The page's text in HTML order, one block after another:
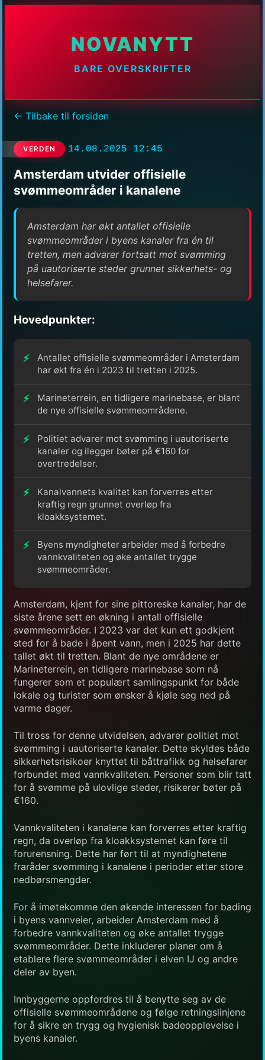
NOVANYTT
BARE OVERSKRIFTER
← Tilbake til forsiden
VERDEN 14.08.2025 12:45
Amsterdam utvider offisielle
svømmeområder i kanalene
Amsterdam har økt antallet offisielle
svømmeområder i byens kanaler fra én til
tretten, men advarer fortsatt mot svømming
på uautoriserte steder grunnet sikkerhets- og
helsefarer.
Hovedpunkter:
Antallet offisielle svømmeområder i Amsterdam
har økt fra én i 2023 til tretten i 2025.
Marineterrein, en tidligere marinebase, er blant
de nye offisielle svømmeområdene.
Politiet advarer mot svømming i uautoriserte
kanaler og ilegger bøter på €160 for
overtredelser.
Kanalvannets kvalitet kan forverres etter
kraftig regn grunnet overløp fra
kloakksystemet.
Byens myndigheter arbeider med å forbedre
vannkvaliteten og øke antallet trygge
svømmeområder.
Amsterdam, kjent for sine pittoreske kanaler, har de
siste årene sett en økning i antall offisielle
svømmeområder. I 2023 var det kun ett godkjent
sted for å bade i åpent vann, men i 2025 har dette
tallet økt til tretten. Blant de nye områdene er
Marineterrein, en tidligere marinebase som nå
fungerer som et populært samlingspunkt for både
lokale og turister som ønsker å kjøle seg ned på
varme dager.
Til tross for denne utvidelsen, advarer politiet mot
svømming i uautoriserte kanaler. Dette skyldes både
sikkerhetsrisikoer knyttet til båttrafikk og helsefarer
forbundet med vannkvaliteten. Personer som blir tatt
for å svømme på ulovlige steder, risikerer bøter på
€160.
Vannkvaliteten i kanalene kan forverres etter kraftig
regn, da overløp fra kloakksystemet kan føre til
forurensning. Dette har ført til at myndighetene
fraråder svømming i kanalene i perioder etter store
nedbørsmengder.
For å imøtekomme den økende interessen for bading
i byens vannveier, arbeider Amsterdam med å
forbedre vannkvaliteten og øke antallet trygge
svømmeområder. Dette inkluderer planer om å
etablere flere svømmeområder i elven IJ og andre
deler av byen.
Innbyggerne oppfordres til å benytte seg av de
offisielle svømmeområdene og følge retningslinjene
for å sikre en trygg og hygienisk badeopplevelse i
byens kanaler.